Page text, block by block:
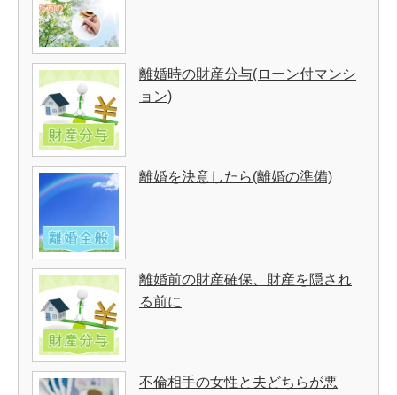
離婚時の財産分与(ローン付マンシ
ョン)
離婚を決意したら(離婚の準備)
離婚前の財産確保、財産を隠され
る前に
不倫相手の女性と夫どちらが悪